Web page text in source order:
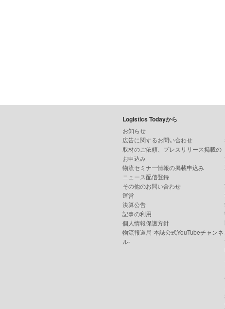
Logistics Todayから
お知らせ
広告に関するお問い合わせ
取材のご依頼、プレスリリース掲載の
お申込み
物流セミナー情報の掲載申込み
ニュース配信登録
その他のお問い合わせ
運営
決算公告
記事の利用
個人情報保護方針
物流報道局-本誌公式YouTubeチャンネ
ル-